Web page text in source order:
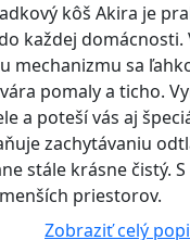
kôš Akira je
každej domácnosti.
mechanizmu sa
pomaly a ticho.
a poteší vás aj
zachytávaniu
stále krásne čistý.
priestorov.
Zobraziť celý